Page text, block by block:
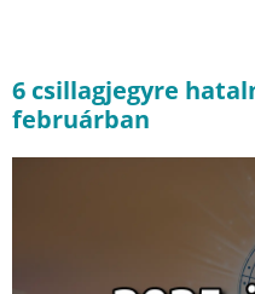
6 csillagjegyre
februárban